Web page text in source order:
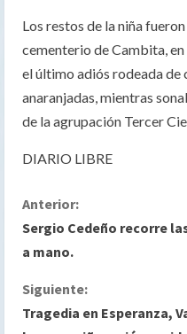
Los restos de la niña
cementerio de Cambita,
el último adiós rodeada de
anaranjadas, mientras
de la agrupación Tercer
DIARIO LIBRE
S
i
g
u
Anterior:
Sergio Cedeño recorre
a mano.
Siguiente:
Tragedia en Esperanza,